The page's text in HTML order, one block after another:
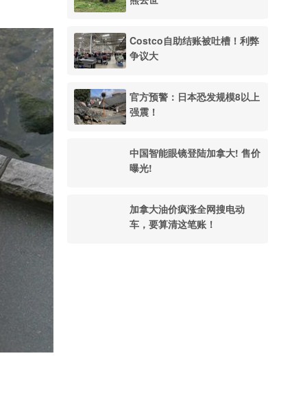
Costco自助结账被吐槽！利弊
争议大
官方预警：日本恐发规模8以上
强震！
中国智能眼镜登陆加拿大! 售价
曝光!
加拿大油价疯涨全网搜电动
车，要算清这笔账！